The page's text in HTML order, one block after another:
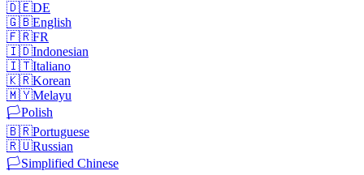
🇩🇪DE
🇬🇧English
🇫🇷FR
🇮🇩Indonesian
🇮🇹Italiano
🇰🇷Korean
🇲🇾Melayu
🏳️Polish
🇧🇷Portuguese
🇷🇺Russian
🏳️Simplified Chinese